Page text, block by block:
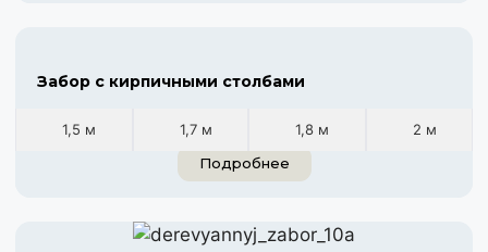
Забор с кирпичными столбами
1,5 м 1,7 м 1,8 м
2 м
Подробнее